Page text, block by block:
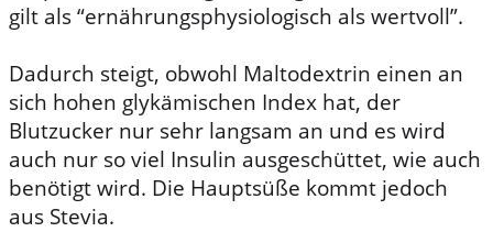
gilt als “ernährungsphysiologisch als wertvoll”.
Dadurch steigt, obwohl Maltodextrin einen an
sich hohen glykämischen Index hat, der
Blutzucker nur sehr langsam an und es wird
auch nur so viel Insulin ausgeschüttet, wie auch
benötigt wird. Die Hauptsüße kommt jedoch
aus Stevia.